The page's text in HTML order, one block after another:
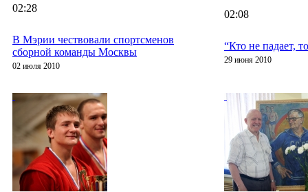
02:28
В Мэрии чествовали спортсменов
сборной команды Москвы
02 июля 2010
02:08
“Кто не падает,
29 июня 2010